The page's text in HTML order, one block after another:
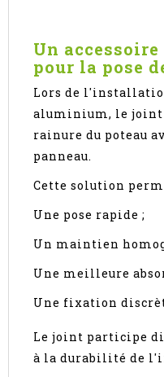
Un
pour la pose
Lors de
aluminium, le joint
rainure du poteau
panneau.
Cette solution
Une pose rapide ;
Un maintien
Une meilleure
Une fixation
Le joint participe
à la durabilité de